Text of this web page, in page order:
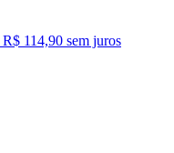
R$ 114,90 sem juros